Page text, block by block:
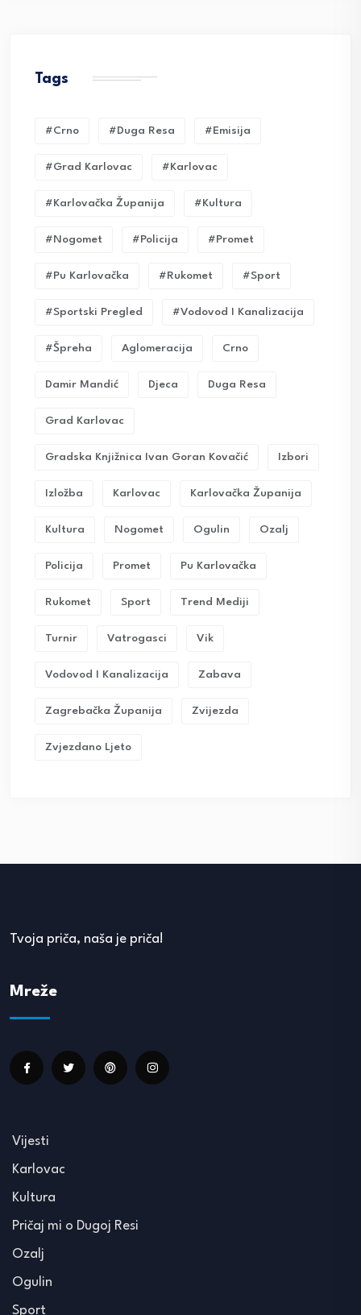
Tags
#crno #duga Resa #emisija
#grad Karlovac #karlovac
#karlovačka Županija #kultura
#nogomet #policija #promet
#pu Karlovačka #rukomet #sport
#sportski Pregled #vodovod I Kanalizacija
#Špreha Aglomeracija Crno
Damir Mandić Djeca Duga Resa
Grad Karlovac
Gradska Knjižnica Ivan Goran Kovačić Izbori
Izložba Karlovac Karlovačka Županija
Kultura Nogomet Ogulin Ozalj
Policija Promet Pu Karlovačka
Rukomet Sport Trend Mediji
Turnir Vatrogasci Vik
Vodovod I Kanalizacija Zabava
Zagrebačka Županija Zvijezda
Zvjezdano Ljeto
Tvoja priča, naša je priča!
Mreže
Vijesti
Karlovac
Kultura
Pričaj mi o Dugoj Resi
Ozalj
Ogulin
Sport